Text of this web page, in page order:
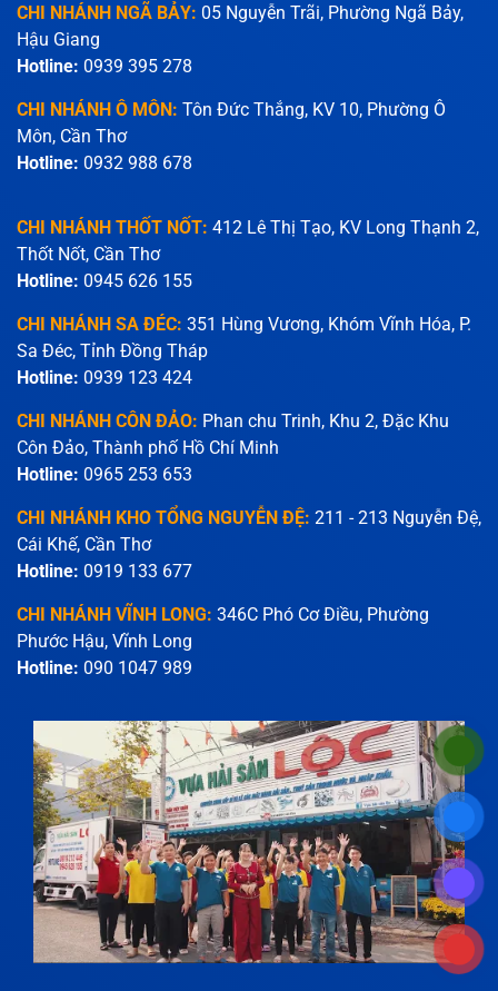
CHI NHÁNH NGÃ BẢY: 05 Nguyễn Trãi, Phường Ngã Bảy,
Hậu Giang
Hotline: 0939 395 278
CHI NHÁNH Ô MÔN: Tôn Đức Thắng, KV 10, Phường Ô
Môn, Cần Thơ
Hotline: 0932 988 678
CHI NHÁNH THỐT NỐT: 412 Lê Thị Tạo, KV Long Thạnh 2,
Thốt Nốt, Cần Thơ
Hotline: 0945 626 155
CHI NHÁNH SA ĐÉC: 351 Hùng Vương, Khóm Vĩnh Hóa, P.
Sa Đéc, Tỉnh Đồng Tháp
Hotline: 0939 123 424
CHI NHÁNH CÔN ĐẢO: Phan chu Trinh, Khu 2, Đặc Khu
Côn Đảo, Thành phố Hồ Chí Minh
Hotline: 0965 253 653
CHI NHÁNH KHO TỔNG NGUYỄN ĐỆ: 211 - 213 Nguyễn Đệ,
Cái Khế, Cần Thơ
Hotline: 0919 133 677
CHI NHÁNH VĨNH LONG: 346C Phó Cơ Điều, Phường
Phước Hậu, Vĩnh Long
Hotline: 090 1047 989